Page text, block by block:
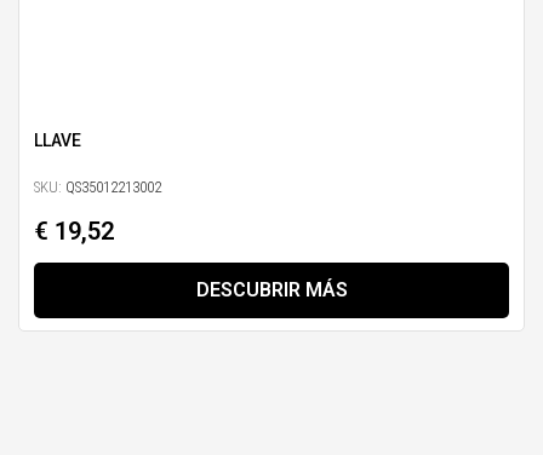
LLAVE
SKU: QS35012213002
€ 19,52
DESCUBRIR MÁS